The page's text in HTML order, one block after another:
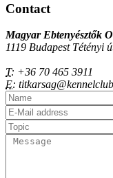
Contact
Magyar Ebtenyésztők
1119 Budapest Tétényi
T: +36 70 465 3911
E: